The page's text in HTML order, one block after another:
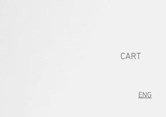
CART
ENG